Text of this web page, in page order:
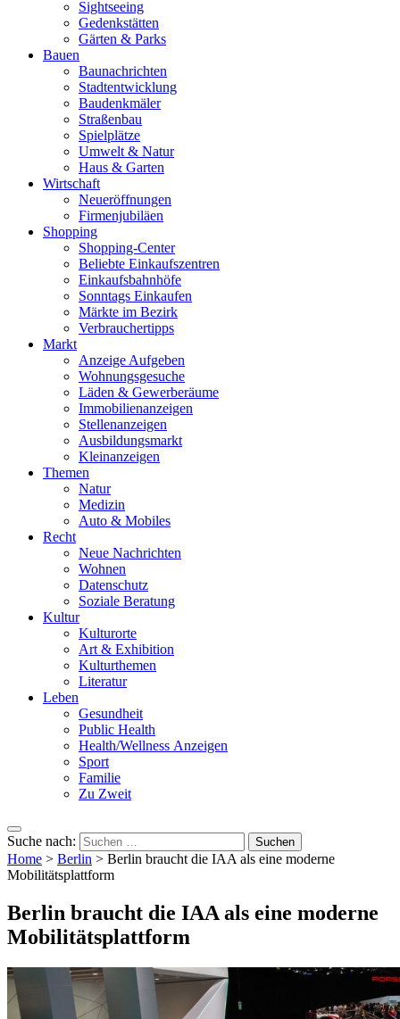
Sightseeing
Gedenkstätten
Gärten & Parks
Bauen
Baunachrichten
Stadtentwicklung
Baudenkmäler
Straßenbau
Spielplätze
Umwelt & Natur
Haus & Garten
Wirtschaft
Neueröffnungen
Firmenjubiläen
Shopping
Shopping-Center
Beliebte Einkaufszentren
Einkaufsbahnhöfe
Sonntags Einkaufen
Märkte im Bezirk
Verbrauchertipps
Markt
Anzeige Aufgeben
Wohnungsgesuche
Läden & Gewerberäume
Immobilienanzeigen
Stellenanzeigen
Ausbildungsmarkt
Kleinanzeigen
Themen
Natur
Medizin
Auto & Mobiles
Recht
Neue Nachrichten
Wohnen
Datenschutz
Soziale Beratung
Kultur
Kulturorte
Art & Exhibition
Kulturthemen
Literatur
Leben
Gesundheit
Public Health
Health/Wellness Anzeigen
Sport
Familie
Zu Zweit
Suche nach:
Home > Berlin > Berlin braucht die IAA als eine moderne
Mobilitätsplattform
Berlin braucht die IAA als eine moderne
Mobilitätsplattform